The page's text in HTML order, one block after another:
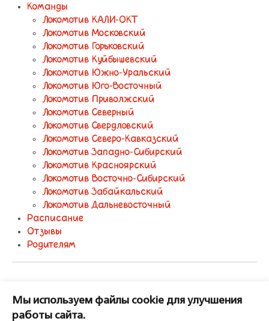
Команды
Локомотив КАЛИ-ОКТ
Локомотив Московский
Локомотив Горьковский
Локомотив Куйбышевский
Локомотив Южно-Уральский
Локомотив Юго-Восточный
Локомотив Приволжский
Локомотив Северный
Локомотив Свердловский
Локомотив Северо-Кавказский
Локомотив Западно-Сибирский
Локомотив Красноярский
Локомотив Восточно-Сибирский
Локомотив Забайкальский
Локомотив Дальневосточный
Расписание
Отзывы
Родителям
Конкурс 257
Мы используем файлы cookie для улучшения
работы сайта.